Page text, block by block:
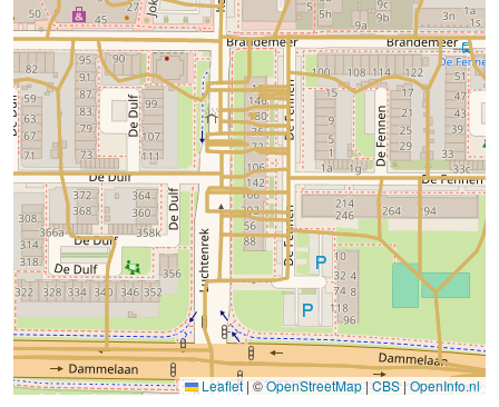
Leaflet|©OpenStreetMap|CBS|OpenInfo.nl